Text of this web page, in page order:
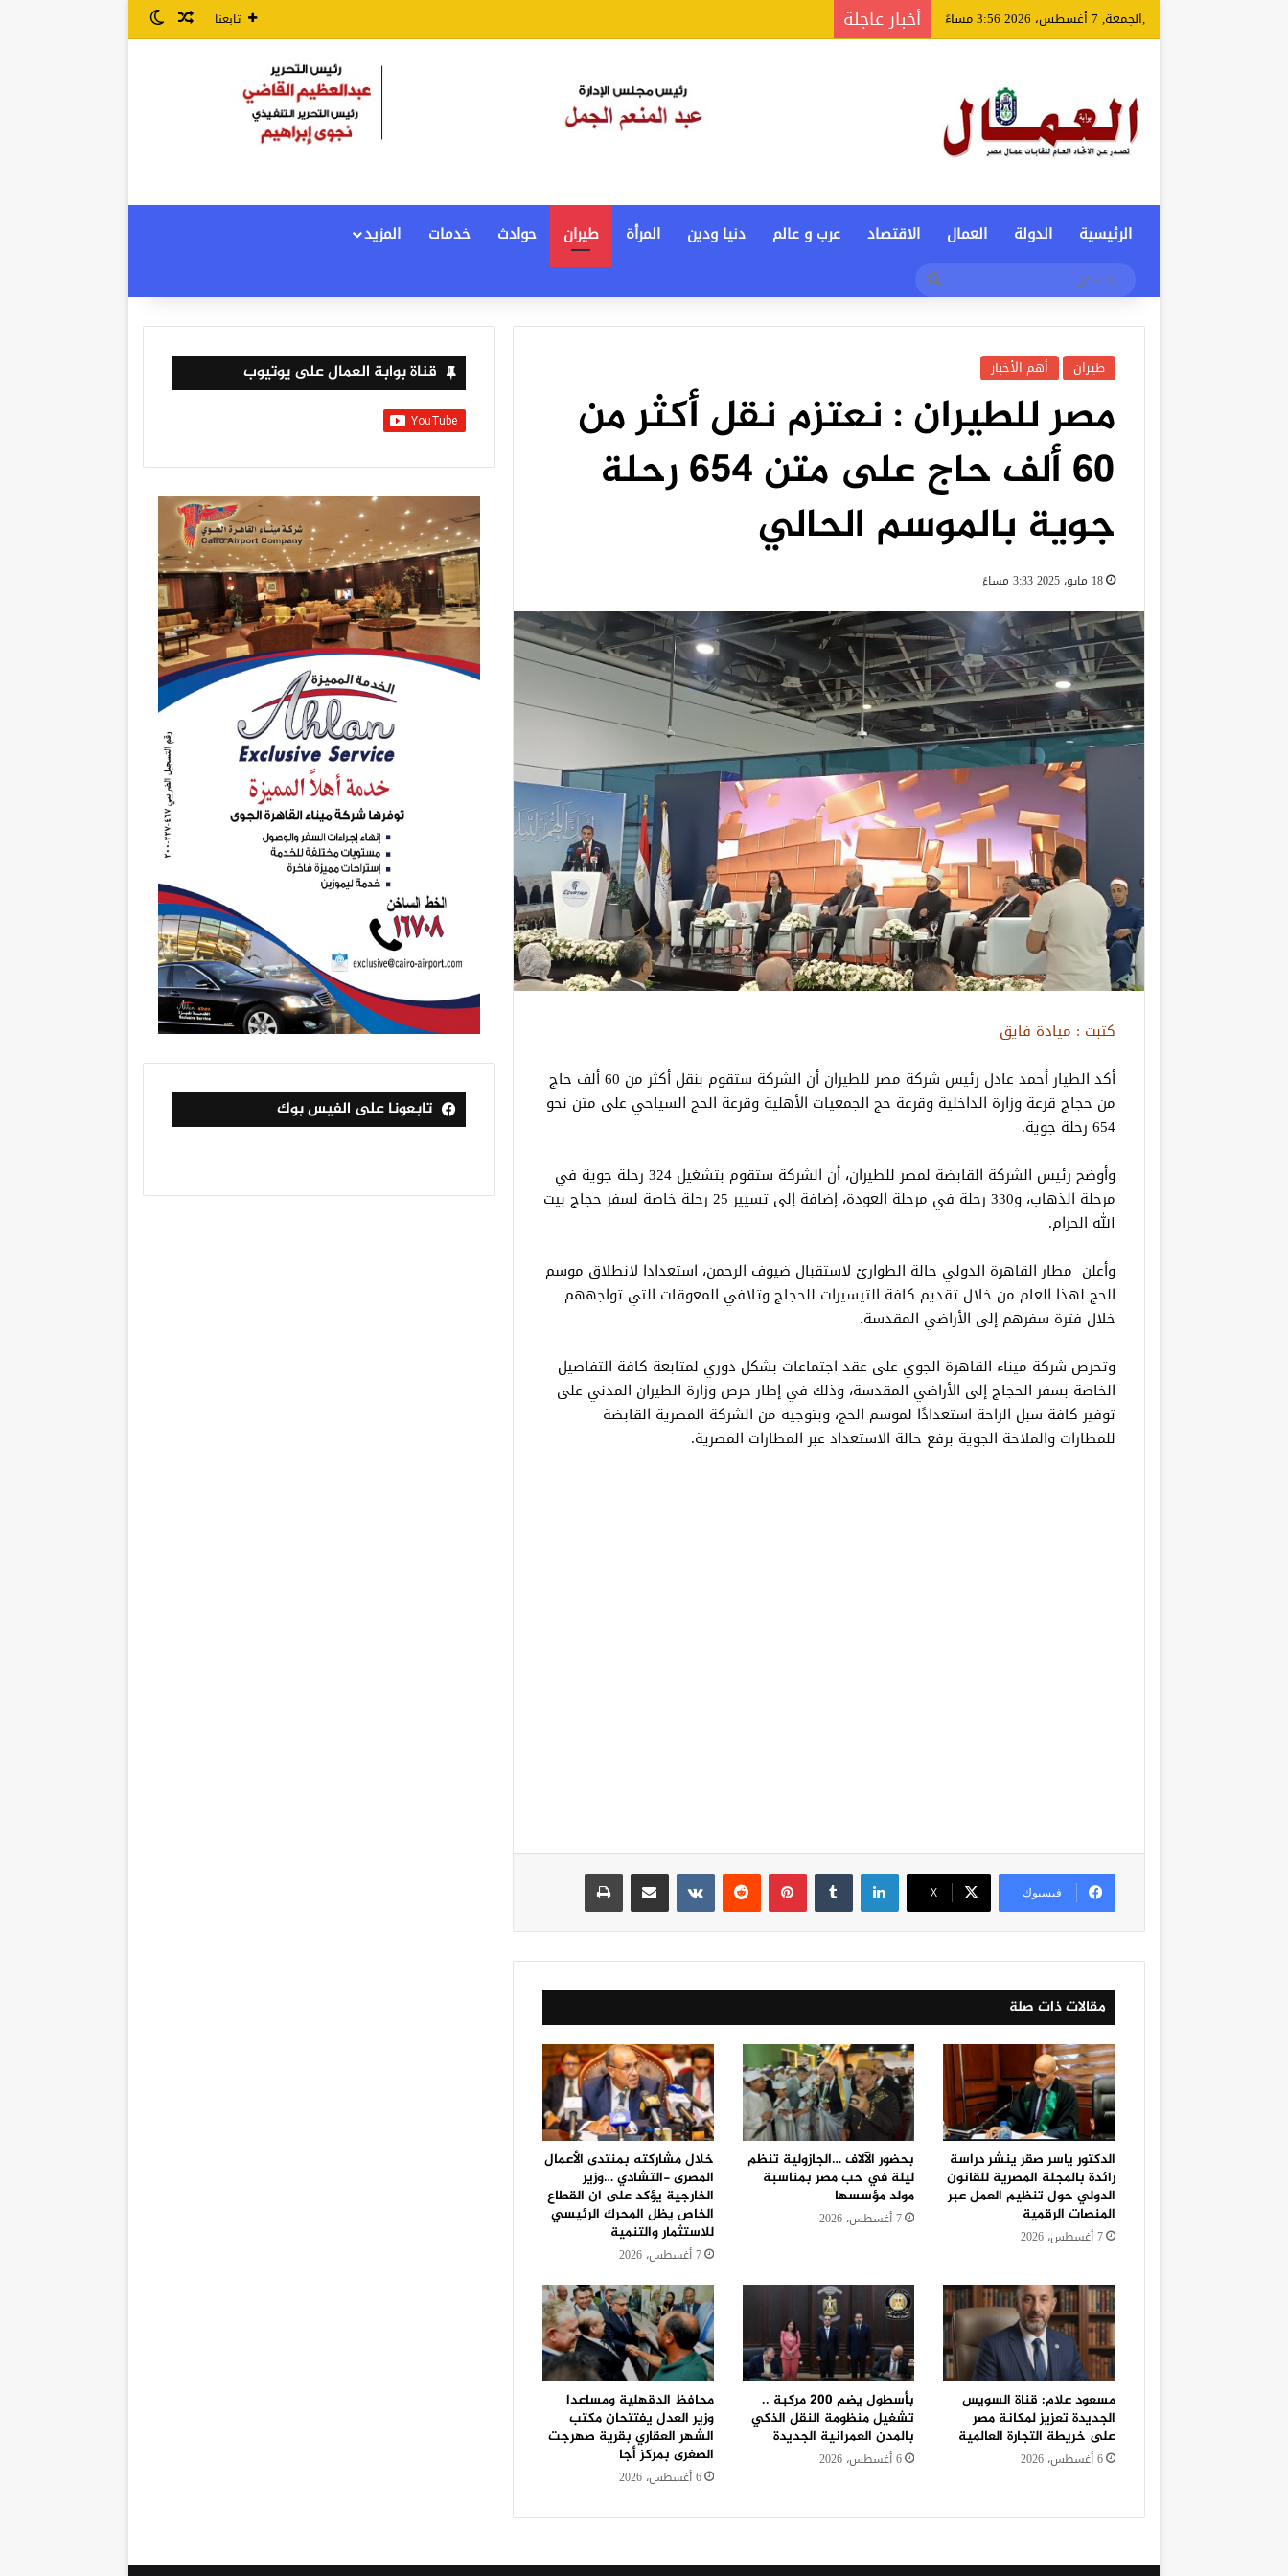
,الجمعة, 7 أغسطس، 2026 3:56 مساءً أخبار عاجلة تابعنا مقال عشوائي
الوضع المظلم
الرئيسية الدولة العمال الاقتصاد عرب و عالم دنيا ودين المرأة طيران حوادث خدمات
المزيد
طيران أهم الأخبار
مصر للطيران : نعتزم نقل أكثر من
60 ألف حاج على متن 654 رحلة
جوية بالموسم الحالي
18 مايو، 2025 3:33 مساءً
كتبت : ميادة فايق
أكد الطيار أحمد عادل رئيس شركة مصر للطيران أن الشركة ستقوم بنقل أكثر من 60 ألف حاج
من حجاج قرعة وزارة الداخلية وقرعة حج الجمعيات الأهلية وقرعة الحج السياحي على متن نحو
654 رحلة جوية.
وأوضح رئيس الشركة القابضة لمصر للطيران، أن الشركة ستقوم بتشغيل 324 رحلة جوية في
مرحلة الذهاب، و330 رحلة في مرحلة العودة، إضافة إلى تسيير 25 رحلة خاصة لسفر حجاج بيت
الله الحرام.
وأعلن مطار القاهرة الدولي حالة الطوارئ لاستقبال ضيوف الرحمن، استعدادا لانطلاق موسم
الحج لهذا العام من خلال تقديم كافة التيسيرات للحجاج وتلافي المعوقات التي تواجههم
خلال فترة سفرهم إلى الأراضي المقدسة.
وتحرص شركة ميناء القاهرة الجوي على عقد اجتماعات بشكل دوري لمتابعة كافة التفاصيل
الخاصة بسفر الحجاج إلى الأراضي المقدسة، وذلك في إطار حرص وزارة الطيران المدني على
توفير كافة سبل الراحة استعدادًا لموسم الحج، وبتوجيه من الشركة المصرية القابضة
للمطارات والملاحة الجوية برفع حالة الاستعداد عبر المطارات المصرية.
فيسبوك ‫X
لينكدإن بينتيريست
مقالات ذات صلة
الدكتور ياسر صقر ينشر دراسة
رائدة بالمجلة المصرية للقانون
الدولي حول تنظيم العمل عبر
المنصات الرقمية
7 أغسطس، 2026
بحضور الآلاف …الجازولية تنظم
ليلة في حب مصر بمناسبة
مولد مؤسسها
7 أغسطس، 2026
خلال مشاركته بمنتدى الأعمال
المصرى -التشادي …وزير
الخارجية يؤكد على ان القطاع
الخاص يظل المحرك الرئيسي
للاستثمار والتنمية
7 أغسطس، 2026
مسعود علام: قناة السويس
الجديدة تعزيز لمكانة مصر
على خريطة التجارة العالمية
6 أغسطس، 2026
بأسطول يضم 200 مركبة ..
تشغيل منظومة النقل الذكي
بالمدن العمرانية الجديدة
6 أغسطس، 2026
محافظ الدقهلية ومساعدا
وزير العدل يفتتحان مكتب
الشهر العقاري بقرية صهرجت
الصغرى بمركز أجا
6 أغسطس، 2026
قناة بوابة العمال على يوتيوب
تابعونا على الفيس بوك